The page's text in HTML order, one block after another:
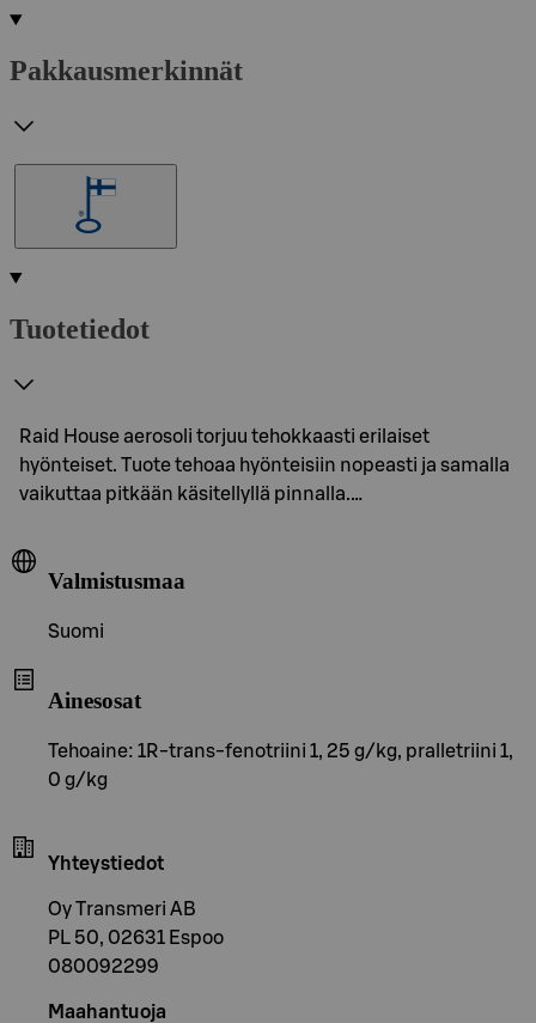
Pakkausmerkinnät
Tuotetiedot
Raid House aerosoli torjuu tehokkaasti erilaiset
hyönteiset. Tuote tehoaa hyönteisiin nopeasti ja samalla
vaikuttaa pitkään käsitellyllä pinnalla.…
Valmistusmaa
Suomi
Ainesosat
Tehoaine: 1R-trans-fenotriini 1, 25 g/kg, pralletriini 1,
0 g/kg
Yhteystiedot
Oy Transmeri AB
PL 50, 02631 Espoo
080092299
Maahantuoja